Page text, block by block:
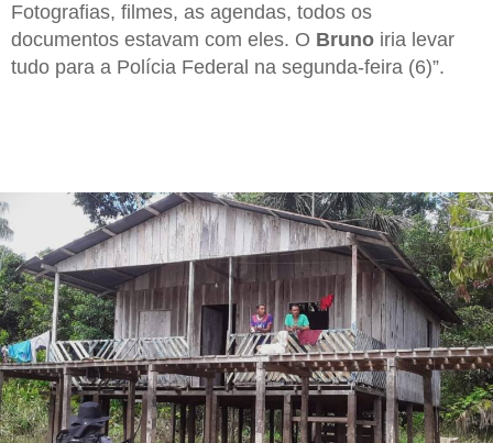
Fotografias, filmes, as agendas, todos os
documentos estavam com eles. O Bruno iria levar
tudo para a Polícia Federal na segunda-feira (6)”.